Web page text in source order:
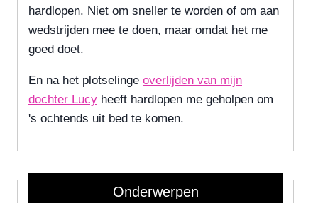
hardlopen. Niet om sneller te worden of om aan
wedstrijden mee te doen, maar omdat het me
goed doet.
En na het plotselinge overlijden van mijn
dochter Lucy heeft hardlopen me geholpen om
's ochtends uit bed te komen.
Onderwerpen